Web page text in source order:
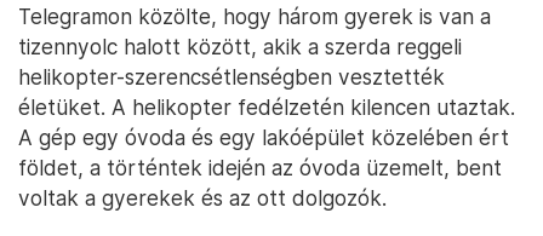
Telegramon közölte, hogy három gyerek is van a
tizennyolc halott között, akik a szerda reggeli
helikopter-szerencsétlenségben vesztették
életüket. A helikopter fedélzetén kilencen utaztak.
A gép egy óvoda és egy lakóépület közelében ért
földet, a történtek idején az óvoda üzemelt, bent
voltak a gyerekek és az ott dolgozók.